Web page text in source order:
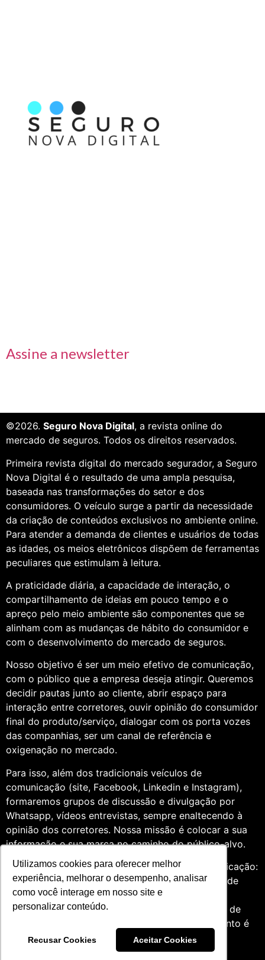
Utilizamos cookies para oferecer melhor
experiência, melhorar o desempenho, analisar
como você interage em nosso site e
personalizar conteúdo.
Recusar Cookies Aceitar Cookies
Assine a newsletter
©2026. Seguro Nova Digital, a revista online do
mercado de seguros. Todos os direitos reservados.
Primeira revista digital do mercado segurador, a Seguro
Nova Digital é o resultado de uma ampla pesquisa,
baseada nas transformações do setor e dos
consumidores. O veículo surge a partir da necessidade
da criação de conteúdos exclusivos no ambiente online.
Para atender a demanda de clientes e usuários de todas
as idades, os meios eletrônicos dispõem de ferramentas
peculiares que estimulam à leitura.
A praticidade diária, a capacidade de interação, o
compartilhamento de ideias em pouco tempo e o
apreço pelo meio ambiente são componentes que se
alinham com as mudanças de hábito do consumidor e
com o desenvolvimento do mercado de seguros.
Nosso objetivo é ser um meio efetivo de comunicação,
com o público que a empresa deseja atingir. Queremos
decidir pautas junto ao cliente, abrir espaço para
interação entre corretores, ouvir opinião do consumidor
final do produto/serviço, dialogar com os porta vozes
das companhias, ser um canal de referência e
oxigenação no mercado.
Para isso, além dos tradicionais veículos de
comunicação (site, Facebook, Linkedin e Instagram),
formaremos grupos de discussão e divulgação por
Whatsapp, vídeos entrevistas, sempre enaltecendo à
opinião dos corretores. Nossa missão é colocar a sua
informação e sua marca no caminho do público-alvo.
Somos profissionais formados na área de comunicação:
Jornalismo e Relações Públicas. Assim, por meio de
uma análise de quatro anos do setor de seguros,
entendemos que fazer um trabalho diversificado, de
relevância e com grande expertise para o segmento é
essencial àqueles que desejam contribuir para o